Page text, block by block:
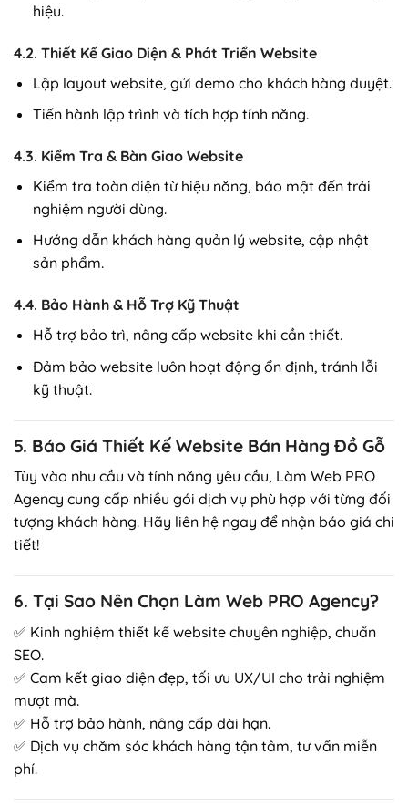
hiệu.
4.2. Thiết Kế Giao Diện & Phát Triển Website
Lập layout website, gửi demo cho khách hàng duyệt.
Tiến hành lập trình và tích hợp tính năng.
4.3. Kiểm Tra & Bàn Giao Website
Kiểm tra toàn diện từ hiệu năng, bảo mật đến trải
nghiệm người dùng.
Hướng dẫn khách hàng quản lý website, cập nhật
sản phẩm.
4.4. Bảo Hành & Hỗ Trợ Kỹ Thuật
Hỗ trợ bảo trì, nâng cấp website khi cần thiết.
Đảm bảo website luôn hoạt động ổn định, tránh lỗi
kỹ thuật.
5. Báo Giá Thiết Kế Website Bán Hàng Đồ Gỗ
Tùy vào nhu cầu và tính năng yêu cầu, Làm Web PRO
Agency cung cấp nhiều gói dịch vụ phù hợp với từng đối
tượng khách hàng. Hãy liên hệ ngay để nhận báo giá chi
tiết!
6. Tại Sao Nên Chọn Làm Web PRO Agency?
✅ Kinh nghiệm thiết kế website chuyên nghiệp, chuẩn
SEO.
✅ Cam kết giao diện đẹp, tối ưu UX/UI cho trải nghiệm
mượt mà.
✅ Hỗ trợ bảo hành, nâng cấp dài hạn.
✅ Dịch vụ chăm sóc khách hàng tận tâm, tư vấn miễn
phí.